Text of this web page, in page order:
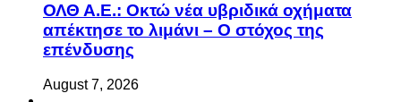
ΟΛΘ Α.Ε.: Οκτώ νέα υβριδικά οχήματα
απέκτησε το λιμάνι – Ο στόχος της
επένδυσης
August 7, 2026